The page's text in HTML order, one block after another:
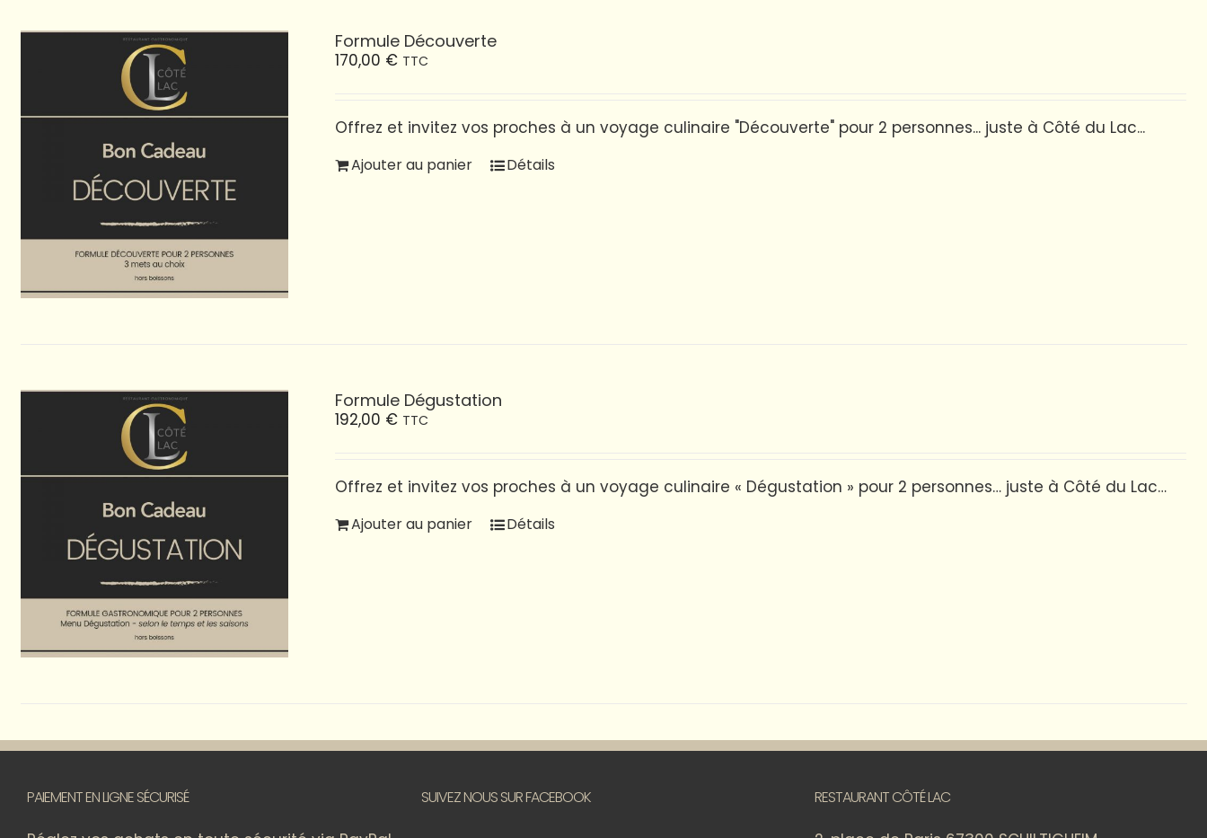
Formule Découverte
170,00 € TTC
Offrez et invitez vos proches à un voyage culinaire "Découverte" pour 2 personnes... juste à Côté du Lac...
Ajouter au panier Détails
Formule Dégustation
192,00 € TTC
Offrez et invitez vos proches à un voyage culinaire « Dégustation » pour 2 personnes… juste à Côté du Lac…
Ajouter au panier Détails
PAIEMENT EN LIGNE SÉCURISÉ SUIVEZ NOUS SUR FACEBOOK RESTAURANT CÔTÉ LAC